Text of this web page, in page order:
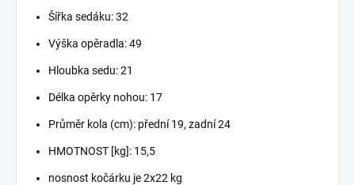
Šířka sedáku: 32
Výška opěradla: 49
Hloubka sedu: 21
Délka opěrky nohou: 17
Průměr kola (cm): přední 19, zadní 24
HMOTNOST [kg]: 15,5
nosnost kočárku je 2x22 kg